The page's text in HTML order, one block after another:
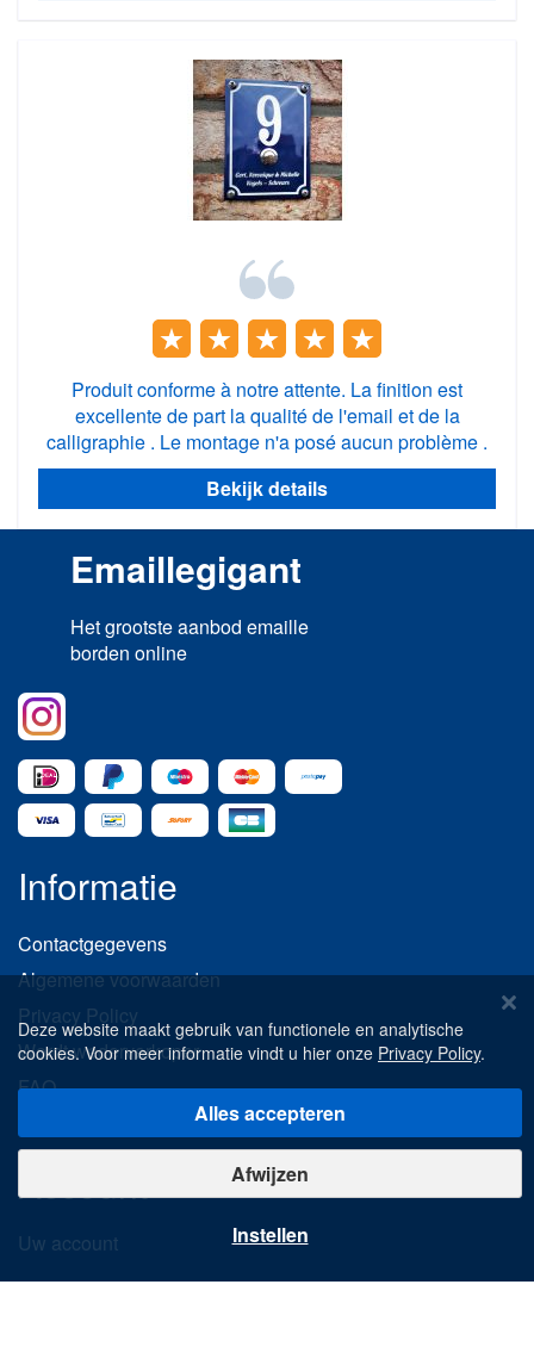
Produit conforme à notre attente. La finition est
excellente de part la qualité de l'email et de la
calligraphie . Le montage n'a posé aucun problème .
Bekijk details
Emaillegigant
Het grootste aanbod emaille
borden online
Informatie
Contactgegevens
Algemene voorwaarden
Privacy Policy
Wordt wederverkoper
FAQ
Account
Uw account
Ontdekken
Deze website maakt gebruik van functionele en analytische
cookies. Voor meer informatie vindt u hier onze Privacy Policy.
Alles accepteren
Afwijzen
Instellen